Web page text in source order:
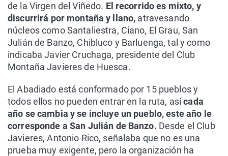
de la Virgen del Viñedo. El recorrido es mixto, y
discurrirá por montaña y llano, atravesando
núcleos como Santaliestra, Ciano, El Grau, San
Julián de Banzo, Chibluco y Barluenga, tal y como
indicaba Javier Cruchaga, presidente del Club
Montaña Javieres de Huesca.
El Abadiado está conformado por 15 pueblos y
todos ellos no pueden entrar en la ruta, asícada
año se cambia y se incluye un pueblo, este año le
corresponde a San Julián de Banzo. Desde el Club
Javieres, Antonio Rico, señalaba que no es una
prueba muy exigente, pero la organización ha